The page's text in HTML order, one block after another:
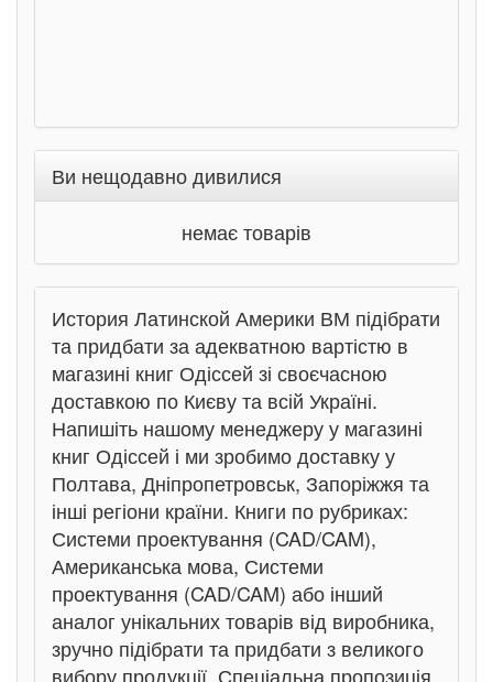
Ви нещодавно дивилися
немає товарів
История Латинской Америки ВМ підібрати
та придбати за адекватною вартістю в
магазині книг Одіссей зі своєчасною
доставкою по Києву та всій Україні.
Напишіть нашому менеджеру у магазині
книг Одіссей і ми зробимо доставку у
Полтава, Дніпропетровськ, Запоріжжя та
інші регіони країни. Книги по рубриках:
Системи проектування (CAD/CAM),
Американська мова, Системи
проектування (CAD/CAM) або інший
аналог унікальних товарів від виробника,
зручно підібрати та придбати з великого
вибору продукції. Спеціальна пропозиція